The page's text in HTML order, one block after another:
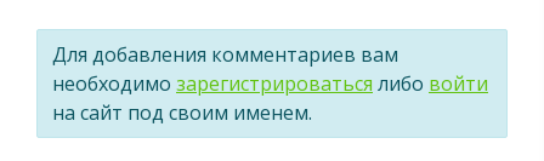
Для добавления комментариев вам
необходимо зарегистрироваться либо войти
на сайт под своим именем.